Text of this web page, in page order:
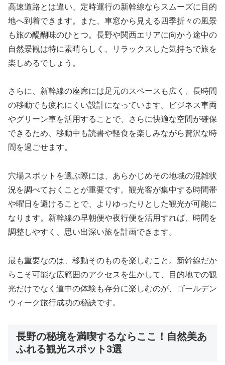
高速道路とは違い、定時運行の新幹線ならスムーズに目的
地へ到着できます。また、車窓から見える四季折々の風景
も旅の醍醐味のひとつ。長野や関西エリアに向かう途中の
自然景観は特に素晴らしく、リラックスした気持ちで旅を
楽しめるでしょう。
さらに、新幹線の座席には足元のスペースも広く、長時間
の移動でも疲れにくい設計になっています。ビジネス車両
やグリーン車を活用することで、さらに快適な空間が確保
できるため、移動中も読書や軽食を楽しみながら贅沢な時
間を過ごせます。
穴場スポットを選ぶ際には、あらかじめその地域の混雑状
況を調べておくことが重要です。観光客が集中する時間帯
や曜日を避けることで、よりゆったりとした観光が可能に
なります。新幹線の早朝便や夜行便を活用すれば、時間を
調整しやすく、思い出深い旅を計画できます。
最も重要なのは、移動そのものを楽しむこと。新幹線だか
らこそ可能な広範囲のアクセスを生かして、目的地での観
光だけでなく道中の体験も存分に楽しむのが、ゴールデン
ウィーク旅行成功の秘訣です。
長野の秘境を満喫するならここ！自然美あ
ふれる観光スポット3選